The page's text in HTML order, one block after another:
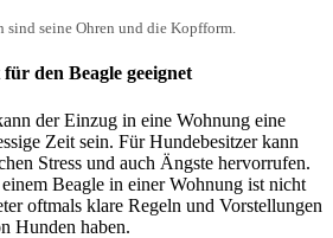
sind seine Ohren und die Kopfform.
den Beagle geeignet
der Einzug in eine Wohnung eine
Zeit sein. Für Hundebesitzer kann
Stress und auch Ängste hervorrufen.
Beagle in einer Wohnung ist nicht
oftmals klare Regeln und Vorstellungen
Hunden haben.